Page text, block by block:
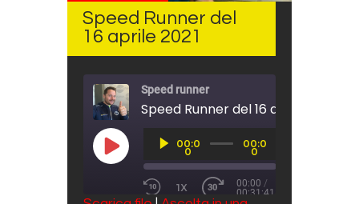
Speed Runner del
16 aprile 2021
Speed runner
Speed Runner del 16 aprile 2021
PLAY EPISODE
Player00:0
0
00:0
0
REWIND 10 SECONDS
1X
FAST FORWARD 30
00:00 /
00:31:41